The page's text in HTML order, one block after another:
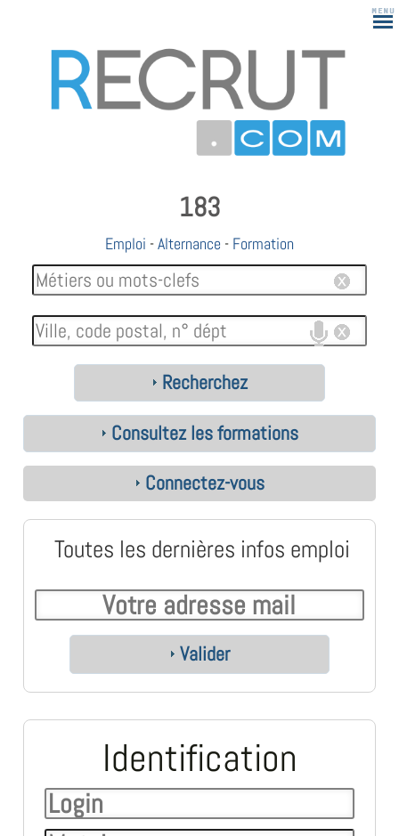
183
Emploi -Alternance - Formation
Recherchez
Consultez les formations
Connectez-vous
Toutes les dernières infos emploi
Valider
Identification